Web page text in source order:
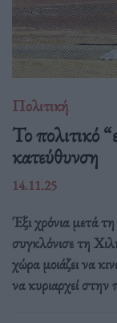
Πολιτική
Το πολιτικό
κατεύθυνση
14.11.25
Έξι χρόνια μετά
συγκλόνισε τη
χώρα μοιάζει να
να κυριαρχεί στην